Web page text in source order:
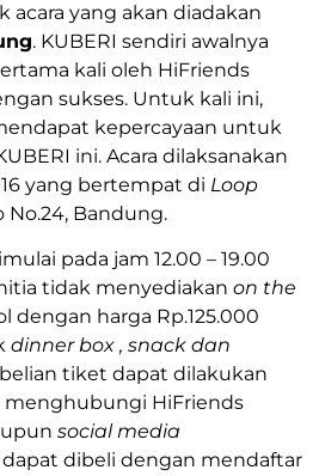
acara yang akan diadakan
. KUBERI sendiri awalnya
kali oleh HiFriends
sukses. Untuk kali ini,
kepercayaan untuk
ini. Acara dilaksanakan
yang bertempat di Loop
No.24, Bandung.
pada jam 12.00 – 19.00
tidak menyediakan on the
dengan harga Rp.125.000
dinner box , snack dan
tiket dapat dilakukan
menghubungi HiFriends
social media
dapat dibeli dengan mendaftar